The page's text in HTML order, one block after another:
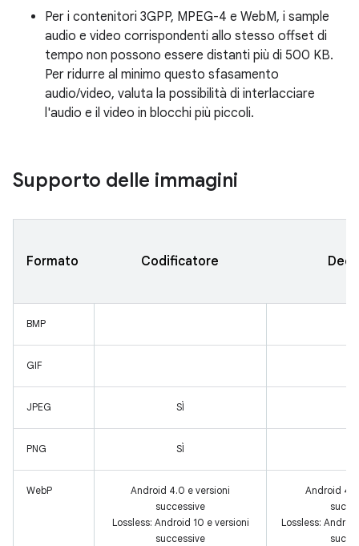
Per i contenitori 3GPP, MPEG-4 e WebM, i sample
audio e video corrispondenti allo stesso offset di
tempo non possono essere distanti più di 500 KB.
Per ridurre al minimo questo sfasamento
audio/video, valuta la possibilità di interlacciare
l'audio e il video in blocchi più piccoli.
Supporto delle immagini
Formato Codificatore
BMP
GIF
JPEG SÌ
PNG SÌ
WebP
Android 4.0 e versioni
successive
Lossless: Android 10 e versioni
successive
Android
Lossless: